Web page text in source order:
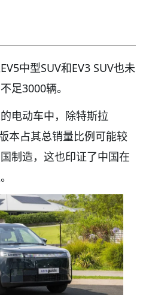
中型SUV和EV3 SUV也未
足3000辆。
电动车中，除特斯拉
本占其总销量比例可能较
制造，这也印证了中国在